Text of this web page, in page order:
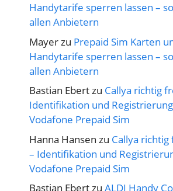
Handytarife sperren lassen –
allen Anbietern
Mayer zu Prepaid Sim Karten
Handytarife sperren lassen –
allen Anbietern
Bastian Ebertzu Callya richtig
Identifikation und
Vodafone Prepaid Sim
Hanna Hansen zu Callya
– Identifikation und
Vodafone Prepaid Sim
Bastian Ebertzu ALDI Handy